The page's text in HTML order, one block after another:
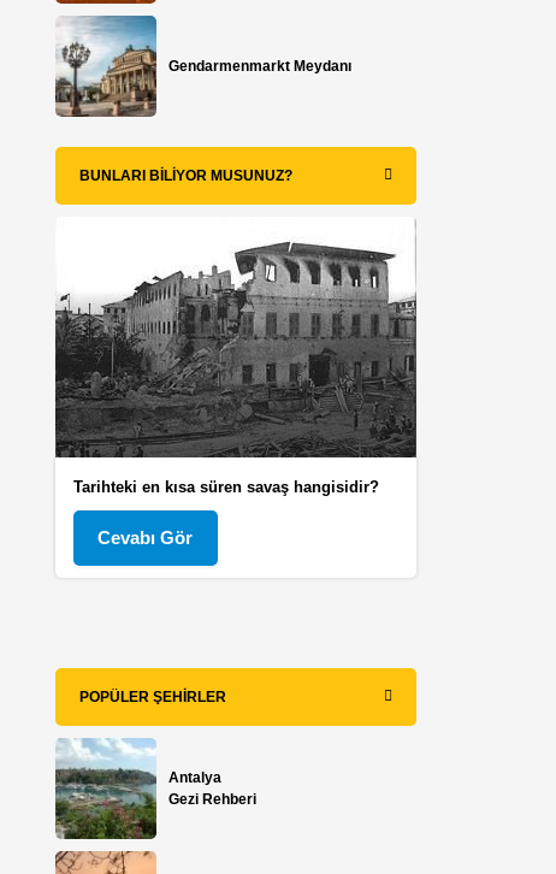
Gendarmenmarkt Meydanı
BUNLARI BILIYOR MUSUNUZ?
Tarihteki en kısa süren savaş hangisidir?
Cevabı Gör
POPÜLER ŞEHIRLER
Antalya
Gezi Rehberi